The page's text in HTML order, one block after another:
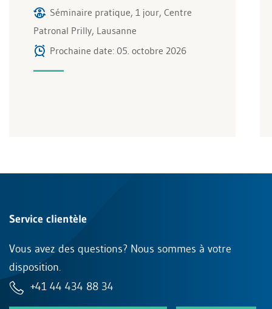
Séminaire pratique, 1 jour, Centre
Patronal Prilly, Lausanne
Prochaine date: 05. octobre 2026
Service clientèle
Vous avez des questions? Nous sommes à votre
disposition.
+41 44 434 88 34